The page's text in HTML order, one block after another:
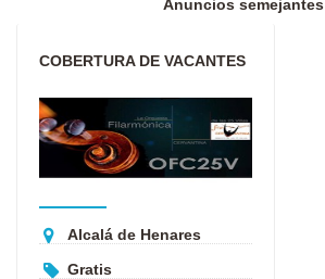
Anuncios semejantes
COBERTURA DE VACANTES
FILARMÓNICA C...
Alcalá de Henares
Gratis